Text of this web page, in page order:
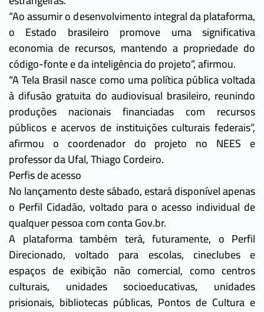
“Ao assumir o desenvolvimento integral da plataforma,
o Estado brasileiro promove uma significativa
economia de recursos, mantendo a propriedade do
código-fonte e da inteligência do projeto”, afirmou.
“A Tela Brasil nasce como uma política pública voltada
à difusão gratuita do audiovisual brasileiro, reunindo
produções nacionais financiadas com recursos
públicos e acervos de instituições culturais federais”,
afirmou o coordenador do projeto no NEES e
professor da Ufal, Thiago Cordeiro.
Perfis de acesso
No lançamento deste sábado, estará disponível apenas
o Perfil Cidadão, voltado para o acesso individual de
qualquer pessoa com conta Gov.br.
A plataforma também terá, futuramente, o Perfil
Direcionado, voltado para escolas, cineclubes e
espaços de exibição não comercial, como centros
culturais, unidades socioeducativas, unidades
prisionais, bibliotecas públicas, Pontos de Cultura e